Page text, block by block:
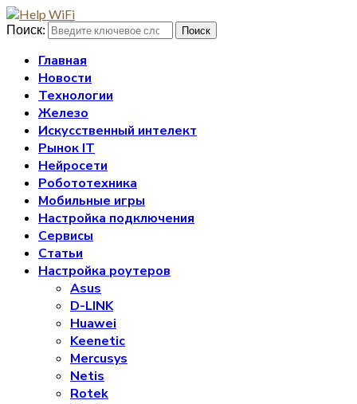
Поиск: Поиск
Главная
Новости
Технологии
Железо
Искусственный интелект
Рынок IT
Нейросети
Робототехника
Мобильные игры
Настройка подключения
Сервисы
Статьи
Настройка роутеров
Asus
D-LINK
Huawei
Keenetic
Mercusys
Netis
Rotek